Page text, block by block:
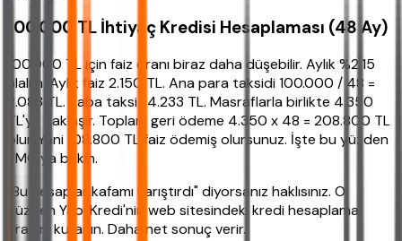
100.000 TL İhtiyaç Kredisi Hesaplaması (48 Ay)
100.000 TL için faiz oranı biraz daha düşebilir. Aylık %2.15
alalım. Aylık faiz 2.150 TL. Ana para taksidi 100.000 / 48 =
2.083 TL. Kaba taksit 4.233 TL. Masraflarla birlikte 4.350
TL'ye yaklaşır. Toplam geri ödeme 4.350 x 48 = 208.800 TL
olur. Yani 108.800 TL faiz ödemiş olursunuz. İşte bu yüzden
YMO'ya bakın.
"Bu hesaplar kafamı karıştırdı" diyorsanız haklısınız. O
yüzden Yapı Kredi'nin web sitesindeki kredi hesaplama
aracını kullanın. Daha net sonuç verir.